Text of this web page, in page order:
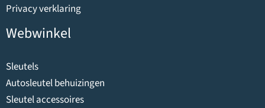
Privacy verklaring
Webwinkel
Sleutels
Autosleutel behuizingen
Sleutel accessoires